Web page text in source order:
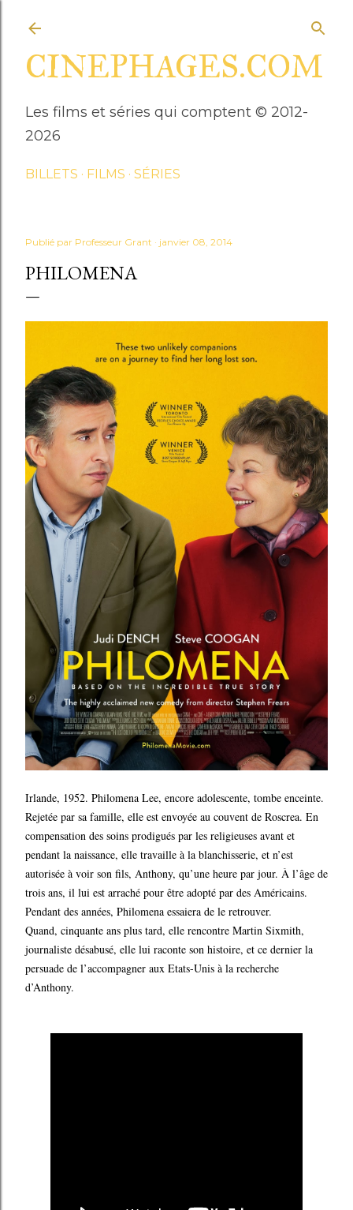
CINEPHAGES.COM
Les films et séries qui comptent © 2012-
2026
BILLETS FILMS SÉRIES
Publié par Professeur Grant janvier 08, 2014
PHILOMENA
Irlande, 1952. Philomena Lee, encore adolescente, tombe enceinte.
Rejetée par sa famille, elle est envoyée au couvent de Roscrea. En
compensation des soins prodigués par les religieuses avant et
pendant la naissance, elle travaille à la blanchisserie, et n’est
autorisée à voir son fils, Anthony, qu’une heure par jour. À l’âge de
trois ans, il lui est arraché pour être adopté par des Américains.
Pendant des années, Philomena essaiera de le retrouver.
Quand, cinquante ans plus tard, elle rencontre Martin Sixmith,
journaliste désabusé, elle lui raconte son histoire, et ce dernier la
persuade de l’accompagner aux Etats-Unis à la recherche
d’Anthony.